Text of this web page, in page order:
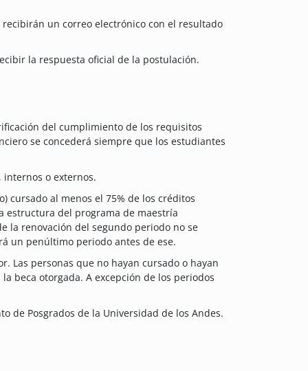
un correo electrónico con el resultado
la respuesta oficial de la postulación.
del cumplimiento de los requisitos
se concederá siempre que los estudiantes
internos o externos.
cursado al menos el 75% de los créditos
estructura del programa de maestría
la renovación del segundo periodo no se
un penúltimo periodo antes de ese.
Las personas que no hayan cursado o hayan
beca otorgada. A excepción de los periodos
de Posgrados de la Universidad de los Andes.